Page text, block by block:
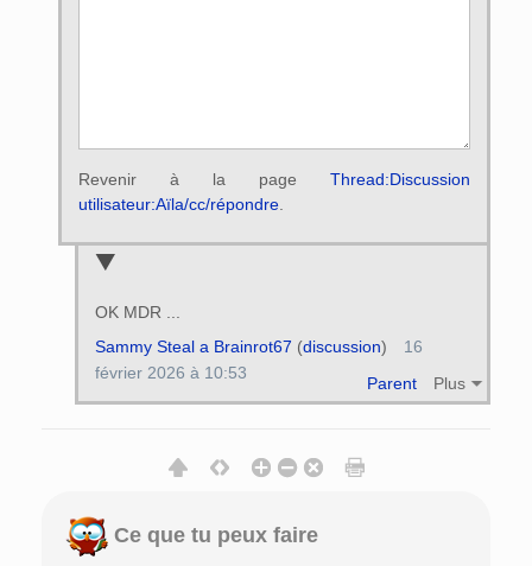
Revenir à la pageThread:Discussion
utilisateur:Aïla/cc/répondre.
OK MDR ...
Parent Plus
Sammy Steal a Brainrot67 (discussion)
16
février 2026 à 10:53
Ce que tu peux faire